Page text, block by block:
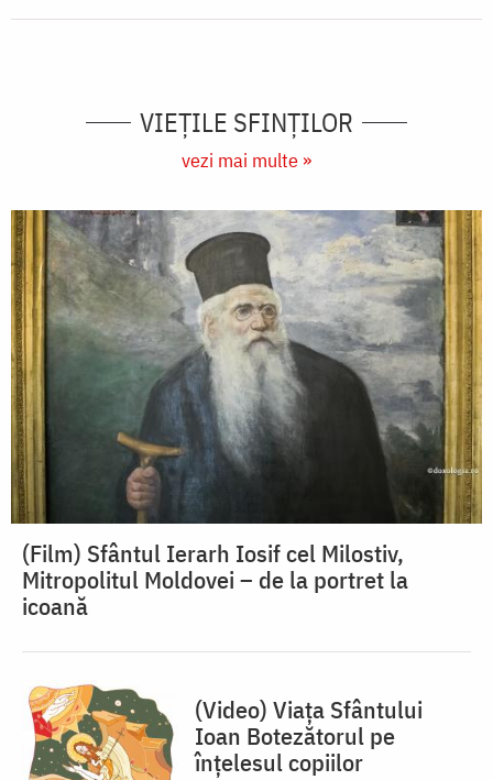
VIEŢILE SFINŢILOR
vezi mai multe »
(Film) Sfântul Ierarh Iosif cel Milostiv,
Mitropolitul Moldovei – de la portret la
icoană
(Video) Viața Sfântului
Ioan Botezătorul pe
înțelesul copiilor